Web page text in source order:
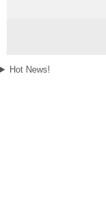
Hot News!